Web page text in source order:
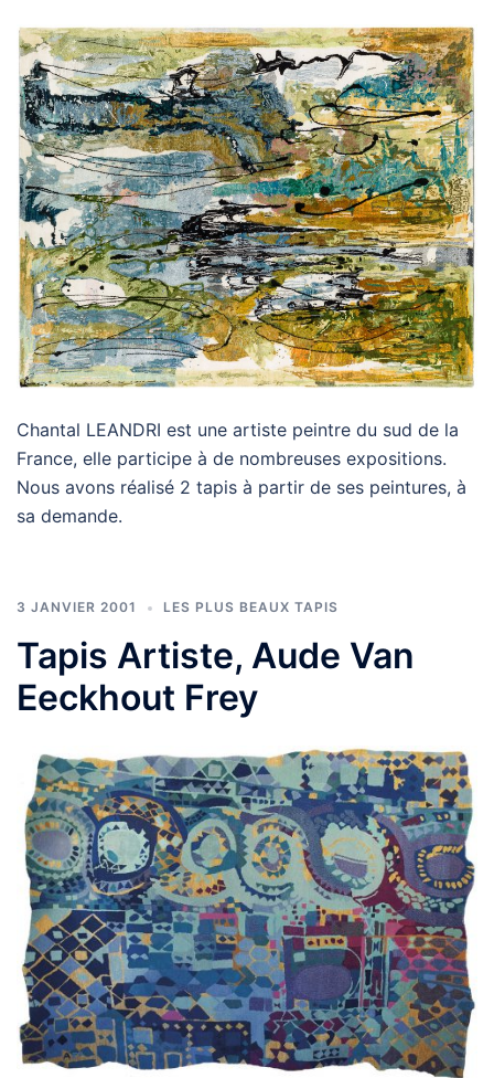
Chantal LEANDRI est une artiste peintre du sud de la
France, elle participe à de nombreuses expositions.
Nous avons réalisé 2 tapis à partir de ses peintures, à
sa demande.
3 JANVIER 2001 LES PLUS BEAUX TAPIS
Tapis Artiste, Aude Van
Eeckhout Frey